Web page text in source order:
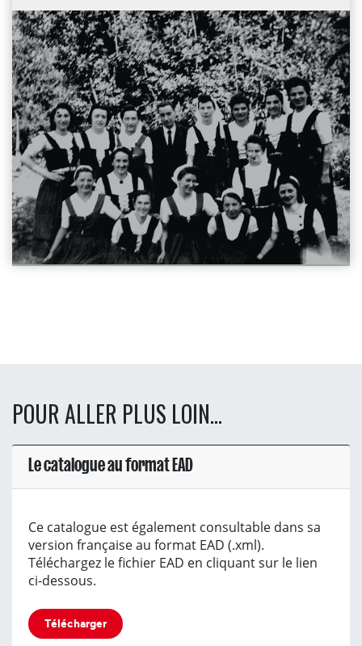
POUR ALLER PLUS LOIN...
Le catalogue au format EAD
Ce catalogue est également consultable dans sa
version française au format EAD (.xml).
Téléchargez le fichier EAD en cliquant sur le lien
ci-dessous.
Télécharger